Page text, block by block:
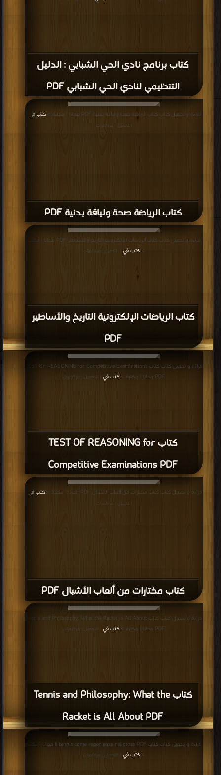
كتاب برنامج نادي الحي الشبابي : الدليل
التنظيمي لنادي الحي الشبابي PDF
كتاب الرياضة صحة ولياقة بدنية PDF
قراءة و تحميل كتاب كتاب الرياضة صحة ولياقة بدنية PDF مجانا | مكتبة > كتب في
التحميل : مرة/مرات
كتاب الرياضات الإلكترونية التاريخ والأساطير
PDF
قراءة و تحميل كتاب كتاب الرياضات الإلكترونية التاريخ والأساطير PDF مجانا | مكتبة
> كتب في | التحميل : مرة/مرات
كتاب TEST OF REASONING for
Competitive Examinations PDF
قراءة و تحميل كتاب كتاب TEST OF REASONING for Competitive Examinations
PDF مجانا | مكتبة >
كتب في | التحميل : مرة/مرات
كتاب مختارات من ألعاب الأشبال PDF
قراءة و تحميل كتاب كتاب مختارات من ألعاب الأشبال PDF مجانا | مكتبة > كتب في
التحميل : مرة/مرات
كتاب Tennis and Philosophy: What the
Racket is All About PDF
قراءة و تحميل كتاب كتاب Tennis and Philosophy: What the Racket is All About
PDF مجانا | مكتبة >
كتب في | التحميل : مرة/مرات
قراءة و تحميل كتاب كتاب Il tennis come esperienza religiosa PDF مجانا | مكتبة
> كتب في | التحميل : مرة/مرات